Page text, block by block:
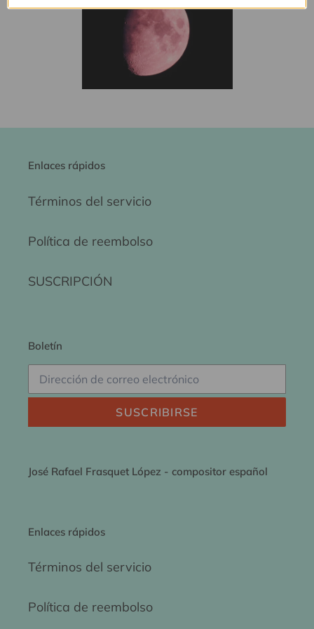
Enlaces rápidos
Términos del servicio
Política de reembolso
SUSCRIPCIÓN
Boletín
SUSCRIBIRSE
José Rafael Frasquet López - compositor español
Enlaces rápidos
Términos del servicio
Política de reembolso